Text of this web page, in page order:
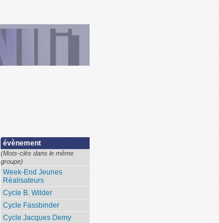
évènement
(Mots-clés dans le même
groupe)
Week-End Jeunes
Réalisateurs
Cycle B. Wilder
Cycle Fassbinder
Cycle Jacques Demy